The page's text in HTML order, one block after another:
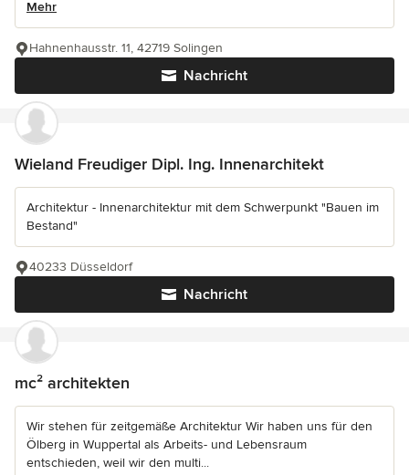
Mehr
Nachricht
Hahnenhausstr. 11, 42719 Solingen
Wieland Freudiger Dipl. Ing. Innenarchitekt
Architektur - Innenarchitektur mit dem Schwerpunkt "Bauen im
Bestand"
Nachricht
40233 Düsseldorf
mc² architekten
Wir stehen für zeitgemäße Architektur Wir haben uns für den
Ölberg in Wuppertal als Arbeits- und Lebensraum
entschieden, weil wir den multi...